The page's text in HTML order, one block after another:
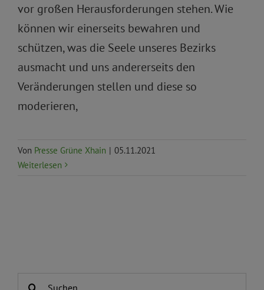
vor großen Herausforderungen stehen. Wie
können wir einerseits bewahren und
schützen, was die Seele unseres Bezirks
ausmacht und uns andererseits den
Veränderungen stellen und diese so
moderieren,
Von Presse Grüne Xhain | 05.11.2021
Weiterlesen
Suche